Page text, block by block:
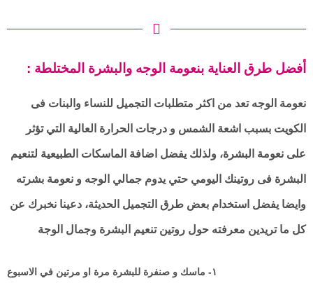
: أفضل طرق العناية بنعومة الوجه والبشرة المختلطة
نعومة الوجه تعد من اكثر متطلبات التجميل للنساء والبنات فى
الكويت بسبب اشعة الشمس و درجات الحرارة العالية التي تؤثر
على نعومة البشرة، ولذلك يفضل اضافة الماسكات الطبيعية لتنعيم
البشرة فى روتينك اليومي حتي يدوم جمالي الوجه و نعومة بشرته
وايضا يفضل استخدام بعض طرق التجميل الحديثة، دعينا نخبرك عن
كل ما تريدين معرفته حول روتين تنعيم البشرة وجمال الوجة
١- ماسك و صنفرة للبشرة مرة او مرتين في الاسبوع